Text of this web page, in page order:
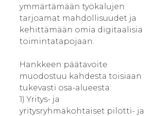
ymmärtämään työkalujen
tarjoamat mahdollisuudet ja
kehittämään omia digitaalisia
toimintatapojaan.
Hankkeen päätavoite
muodostuu kahdesta toisiaan
tukevasti osa-alueesta:
1) Yritys- ja
yritysryhmäkohtaiset pilotti- ja